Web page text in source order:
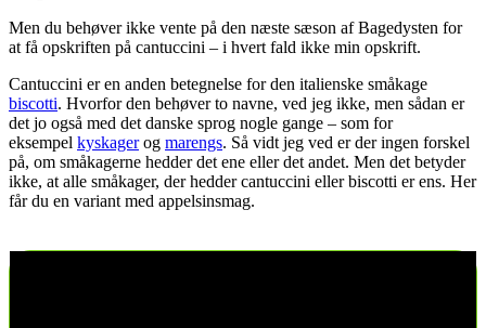
Men du behøver ikke vente på den næste sæson af Bagedysten for
at få opskriften på cantuccini – i hvert fald ikke min opskrift.
Cantuccini er en anden betegnelse for den italienske småkage
biscotti. Hvorfor den behøver to navne, ved jeg ikke, men sådan er
det jo også med det danske sprog nogle gange – som for
eksempel kyskagerog marengs. Så vidt jeg ved er der ingen forskel
på, om småkagerne hedder det ene eller det andet. Men det betyder
ikke, at alle småkager, der hedder cantuccini eller biscotti er ens. Her
får du en variant med appelsinsmag.